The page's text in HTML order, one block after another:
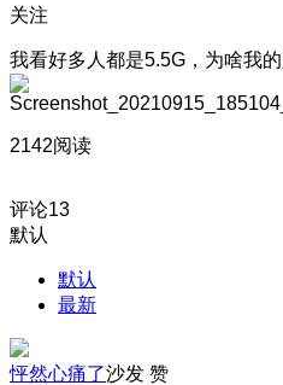
关注
我看好多人都是5.5G，为啥我
2142阅读
评论13
默认
默认
最新
怦然心痛了沙发 赞